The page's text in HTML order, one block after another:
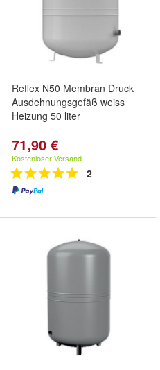
Reflex N50 Membran Druck
Ausdehnungsgefäß weiss
Heizung 50 liter
71,90 €
Kostenloser Versand
2